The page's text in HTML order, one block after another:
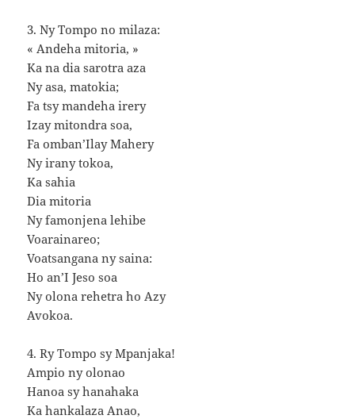
3. Ny Tompo no milaza:
« Andeha mitoria, »
Ka na dia sarotra aza
Ny asa, matokia;
Fa tsy mandeha irery
Izay mitondra soa,
Fa omban’Ilay Mahery
Ny irany tokoa,
Ka sahia
Dia mitoria
Ny famonjena lehibe
Voarainareo;
Voatsangana ny saina:
Ho an’I Jeso soa
Ny olona rehetra ho Azy
Avokoa.
4. Ry Tompo sy Mpanjaka!
Ampio ny olonao
Hanoa sy hanahaka
Ka hankalaza Anao,